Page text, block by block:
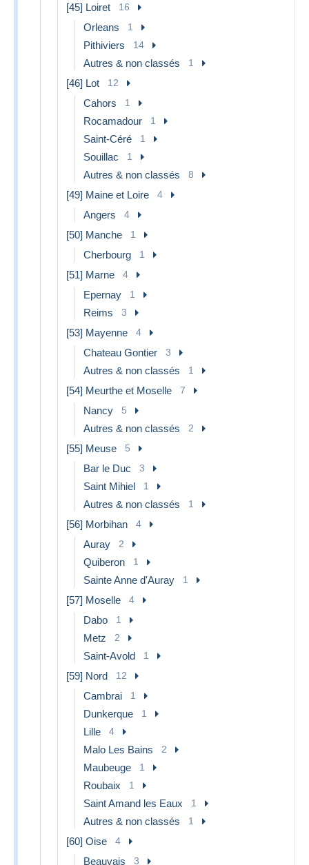
[45] Loiret 16
Orleans 1
Pithiviers 14
Autres & non classés 1
[46] Lot 12
Cahors 1
Rocamadour 1
Saint-Céré 1
Souillac 1
Autres & non classés 8
[49] Maine et Loire 4
Angers 4
[50] Manche 1
Cherbourg 1
[51] Marne 4
Epernay 1
Reims 3
[53] Mayenne 4
Chateau Gontier 3
Autres & non classés 1
[54] Meurthe et Moselle 7
Nancy 5
Autres & non classés 2
[55] Meuse 5
Bar le Duc 3
Saint Mihiel 1
Autres & non classés 1
[56] Morbihan 4
Auray 2
Quiberon 1
Sainte Anne d'Auray 1
[57] Moselle 4
Dabo 1
Metz 2
Saint-Avold 1
[59] Nord 12
Cambrai 1
Dunkerque 1
Lille 4
Malo Les Bains 2
Maubeuge 1
Roubaix 1
Saint Amand les Eaux 1
Autres & non classés 1
[60] Oise 4
Beauvais 3